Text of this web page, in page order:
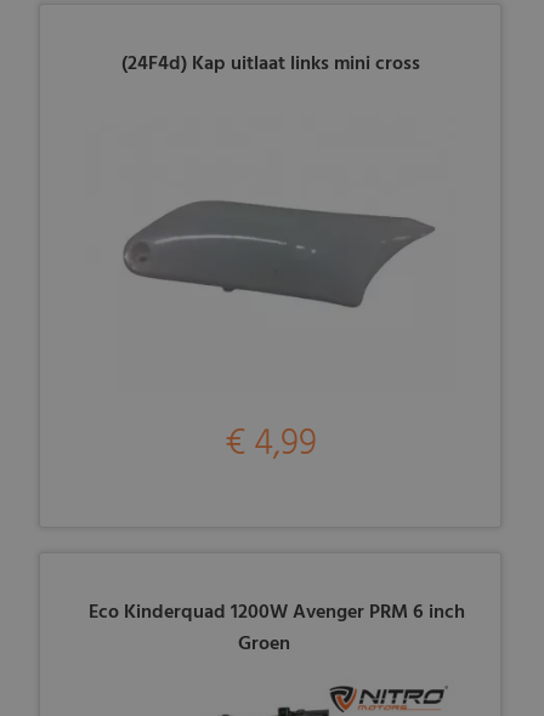
(24F4d) Kap uitlaat links mini cross
€ 4,99
Eco Kinderquad 1200W Avenger PRM 6 inch
Groen